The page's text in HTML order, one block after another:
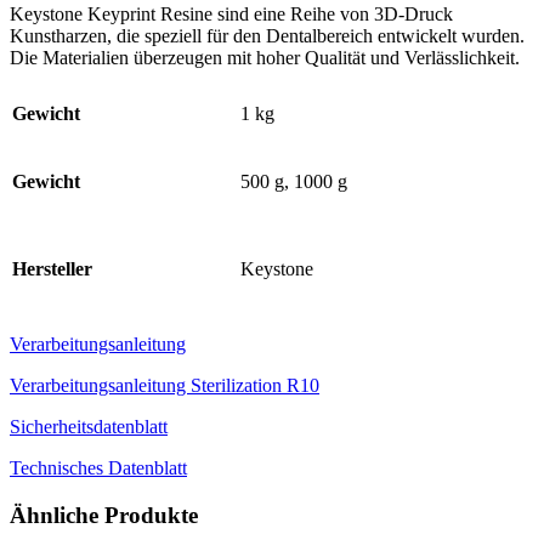
Keystone Keyprint Resine sind eine Reihe von 3D-Druck
Kunstharzen, die speziell für den Dentalbereich entwickelt wurden.
Die Materialien überzeugen mit hoher Qualität und Verlässlichkeit.
Gewicht 1 kg
Gewicht 500 g, 1000 g
Hersteller Keystone
Verarbeitungsanleitung
Verarbeitungsanleitung Sterilization R10
Sicherheitsdatenblatt
Technisches Datenblatt
Ähnliche Produkte